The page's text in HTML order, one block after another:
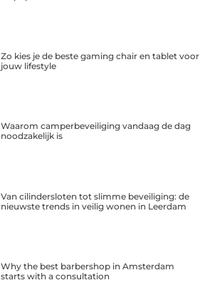
Zo kies je de beste gaming chair en tablet voor
jouw lifestyle
Waarom camperbeveiliging vandaag de dag
noodzakelijk is
Van cilindersloten tot slimme beveiliging: de
nieuwste trends in veilig wonen in Leerdam
Why the best barbershop in Amsterdam
starts with a consultation